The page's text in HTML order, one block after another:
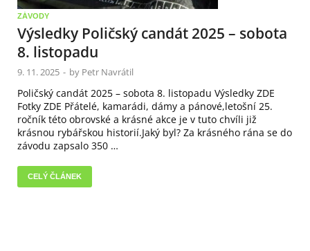
ZÁVODY
Výsledky Poličský candát 2025 – sobota
8. listopadu
9. 11. 2025 - by Petr Navrátil
Poličský candát 2025 – sobota 8. listopadu Výsledky ZDE
Fotky ZDE Přátelé, kamarádi, dámy a pánové,letošní 25.
ročník této obrovské a krásné akce je v tuto chvíli již
krásnou rybářskou historií.Jaký byl? Za krásného rána se do
závodu zapsalo 350 …
CELÝ ČLÁNEK